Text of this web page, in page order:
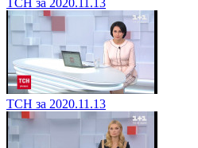
ТСН за 2020.11.13